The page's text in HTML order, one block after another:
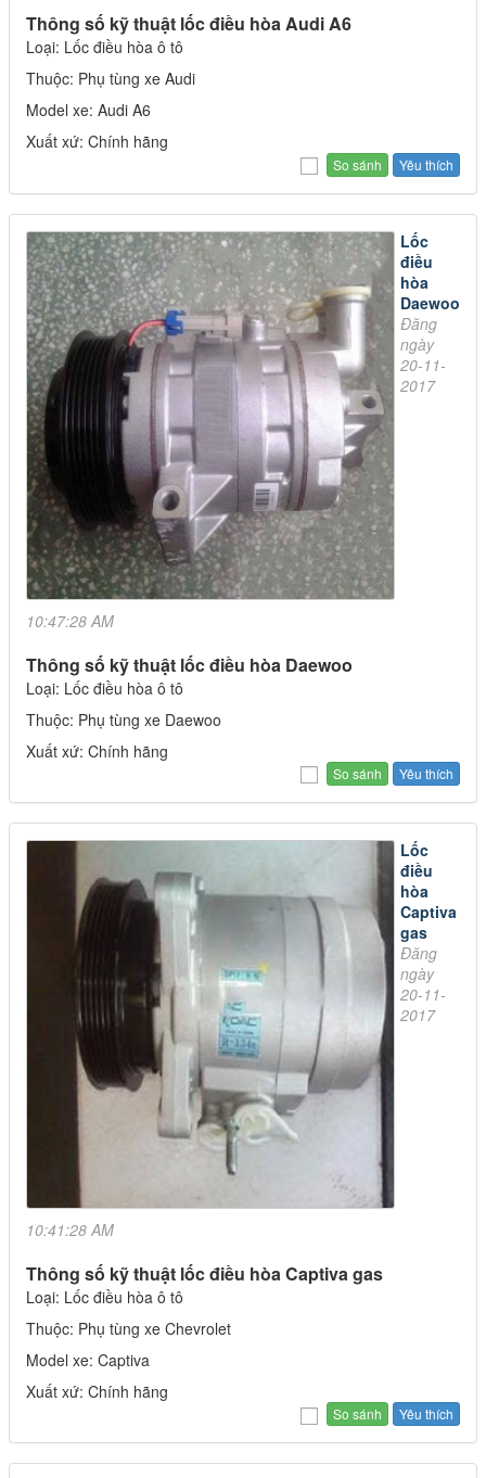
Thông số kỹ thuật lốc điều hòa Audi A6
Loại: Lốc điều hòa ô tô
Thuộc: Phụ tùng xe Audi
Model xe: Audi A6
Xuất xứ: Chính hãng
Yêu thích
Lốc
điều
hòa
Daewoo
Đăng
ngày
20-11-
2017
10:47:28 AM
Thông số kỹ thuật lốc điều hòa Daewoo
Loại: Lốc điều hòa ô tô
Thuộc: Phụ tùng xe Daewoo
Xuất xứ: Chính hãng
Yêu thích
Lốc
điều
hòa
Captiva
gas
Đăng
ngày
20-11-
2017
10:41:28 AM
Thông số kỹ thuật lốc điều hòa Captiva gas
Loại: Lốc điều hòa ô tô
Thuộc: Phụ tùng xe Chevrolet
Model xe: Captiva
Xuất xứ: Chính hãng
Yêu thích